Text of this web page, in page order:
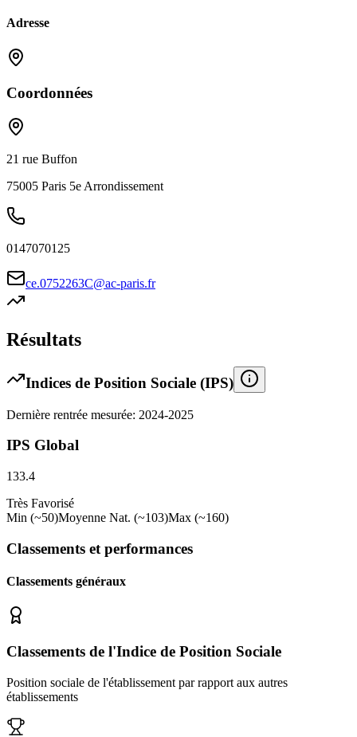
Adresse
Coordonnées
21 rue Buffon
75005 Paris 5e Arrondissement
0147070125
ce.0752263C@ac-paris.fr
Résultats
Indices de Position Sociale (IPS)
Dernière rentrée mesurée: 2024-2025
IPS Global
133.4
Très Favorisé
Min (~50)Moyenne Nat. (~103)Max (~160)
Classements et performances
Classements généraux
Classements de l'Indice de Position Sociale
Position sociale de l'établissement par rapport aux autres
établissements